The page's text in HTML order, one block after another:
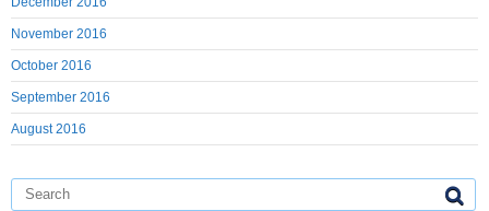
November 2016
October 2016
September 2016
August 2016